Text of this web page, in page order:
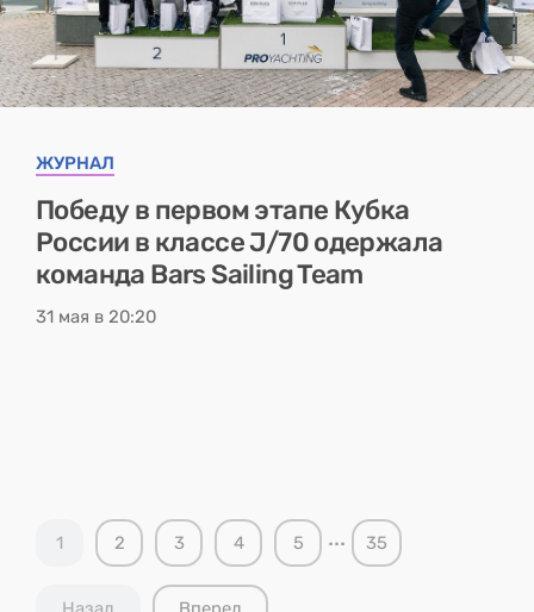
ЖУРНАЛ
Победу в первом этапе Кубка
России в классе J/70 одержала
команда Bars Sailing Team
31 мая в 20:20
1 2 3 4 5 ... 35